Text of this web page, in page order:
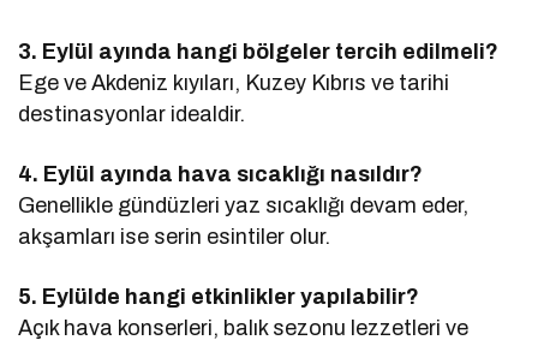
3. Eylül ayında hangi bölgeler tercih edilmeli?
Ege ve Akdeniz kıyıları, Kuzey Kıbrıs ve tarihi
destinasyonlar idealdir.
4. Eylül ayında hava sıcaklığı nasıldır?
Genellikle gündüzleri yaz sıcaklığı devam eder,
akşamları ise serin esintiler olur.
5. Eylülde hangi etkinlikler yapılabilir?
Açık hava konserleri, balık sezonu lezzetleri ve